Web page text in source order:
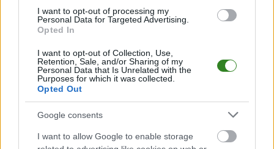
I want to opt-out of processing my
Personal Data for Targeted Advertising.
Opted In
I want to opt-out of Collection, Use,
Retention, Sale, and/or Sharing of my
Personal Data that Is Unrelated with the
Purposes for which it was collected.
Opted Out
Google consents
I want to allow Google to enable storage
Alabaster Łopuszka Wielka - MKS Kańczuga
odbędzie się w
ramach 1. kolejki - Jarosław > Klasa A Przeworsk. Spotkanie zostanie
Alabaster Łopuszka Wielkaprzystępuje do tego spotkania w roli
gospodarza. Jak drużyna radzi sobie w sezonie 2025/2026 rozgrywek
Jarosław > Klasa A Przeworsk przed własną publicznością? Na tej stronie
możecie zobaczyć tabelę uwzględniającą tylko mecze u siebie. W tabeli
biorącej pod uwagę tylko mecze wyjazdowe możecie natomiast
sprawdzić jak spisuje się klub
Jarosław > Klasa A Przeworsk - sytuacja w tabeli